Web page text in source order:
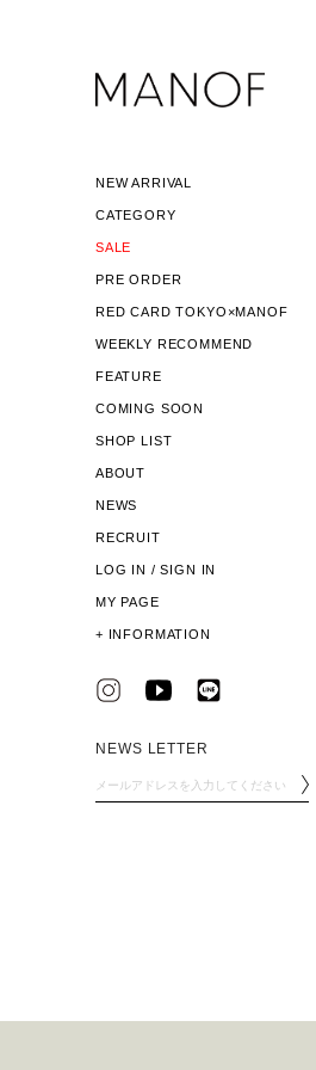
NEW ARRIVAL
CATEGORY
SALE
PRE ORDER
RED CARD TOKYO×MANOF
WEEKLY RECOMMEND
FEATURE
COMING SOON
SHOP LIST
ABOUT
NEWS
RECRUIT
LOG IN / SIGN IN
MY PAGE
+ INFORMATION
NEWS LETTER